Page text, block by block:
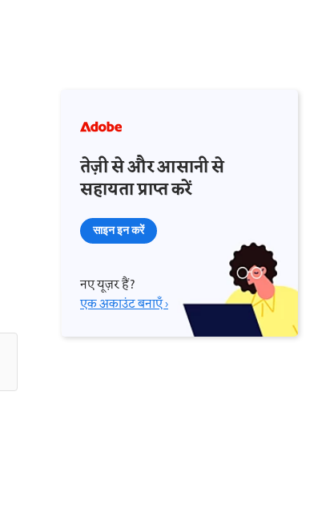
तेज़ी से और आसानी से
सहायता प्राप्त करें
साइन इन करें
नए यूज़र हैं?
एक अकाउंट बनाएँ ›